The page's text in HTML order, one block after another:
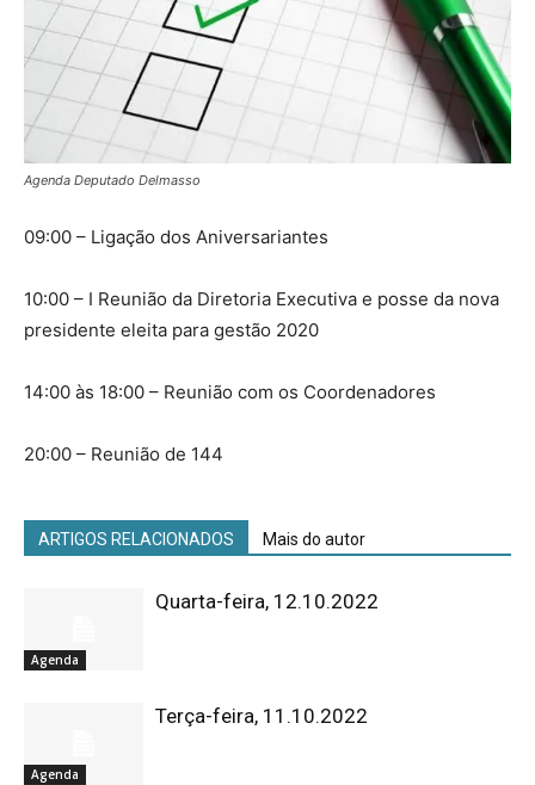
Agenda Deputado Delmasso
09:00 – Ligação dos Aniversariantes
10:00 – I Reunião da Diretoria Executiva e posse da nova
presidente eleita para gestão 2020
14:00 às 18:00 – Reunião com os Coordenadores
20:00 – Reunião de 144
ARTIGOS RELACIONADOS Mais do autor
Agenda
Quarta-feira, 12.10.2022
Agenda
Terça-feira, 11.10.2022